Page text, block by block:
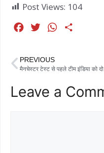
Post Views: 104
e
o
t
e
W
t
A
r
PREVIOUS
Leave a